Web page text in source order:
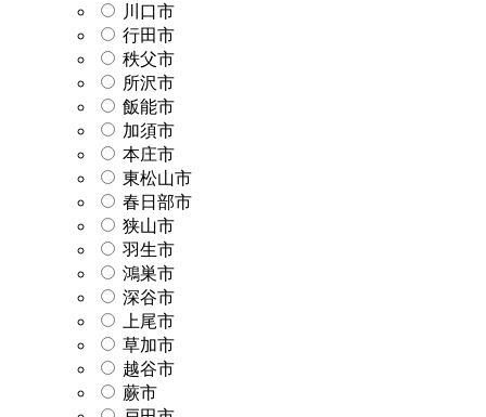
川口市
行田市
秩父市
所沢市
飯能市
加須市
本庄市
東松山市
春日部市
狭山市
羽生市
鴻巣市
深谷市
上尾市
草加市
越谷市
蕨市